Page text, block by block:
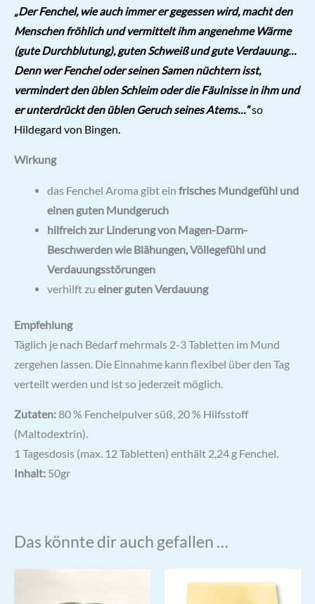
„Der Fenchel, wie auch immer er gegessen wird, macht den
Menschen fröhlich und vermittelt ihm angenehme Wärme
(gute Durchblutung), guten Schweiß und gute Verdauung…
Denn wer Fenchel oder seinen Samen nüchtern isst,
vermindert den üblen Schleim oder die Fäulnisse in ihm und
er unterdrückt den üblen Geruch seines Atems…“so
Hildegard von Bingen.
Wirkung
das Fenchel Aroma gibt ein frisches Mundgefühl und
einen guten Mundgeruch
hilfreich zurLinderung von Magen-Darm-
Beschwerden wie Blähungen, Völlegefühl und
Verdauungsstörungen
verhilft zu einer guten Verdauung
Empfehlung
Täglich je nach Bedarf mehrmals 2-3 Tabletten im Mund
zergehen lassen. Die Einnahme kann flexibel über den Tag
verteilt werden und ist so jederzeit möglich.
Zutaten:80 % Fenchelpulver süß, 20 % Hilfsstoff
(Maltodextrin).
1 Tagesdosis (max. 12 Tabletten) enthält 2,24 g Fenchel.
Inhalt: 50gr
Das könnte dir auch gefallen …